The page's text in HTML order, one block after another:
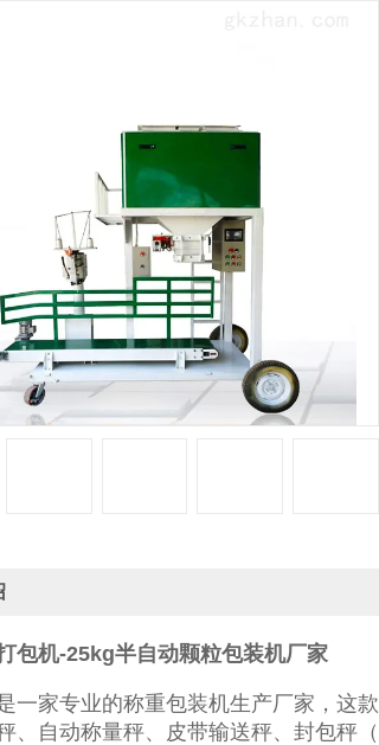
包机-25kg半自动颗粒包装机厂家
一家专业的称重包装机生产厂家，这
、自动称量秤、皮带输送秤、封包秤